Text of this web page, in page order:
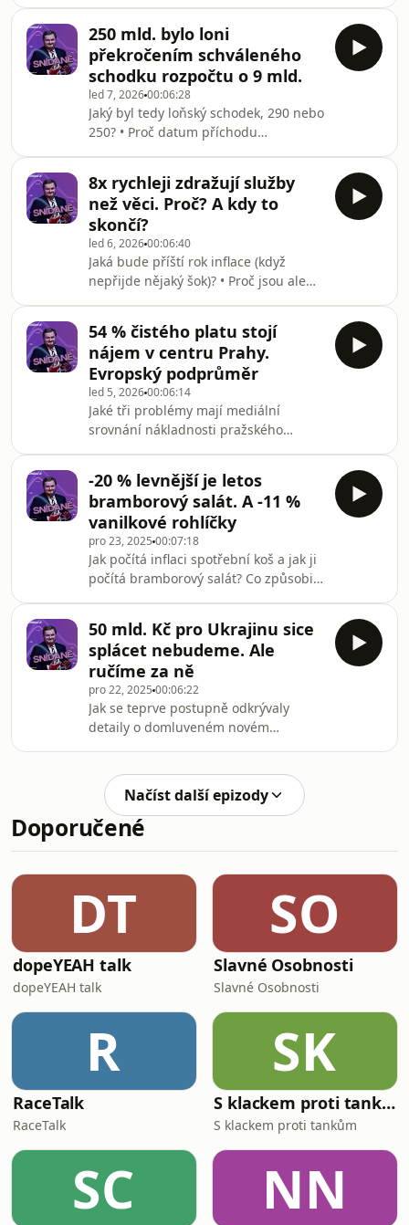
jaké inflační pravidlo posledních let
bylo porušeno?
250 mld. bylo loni
překročením schváleného
schodku rozpočtu o 9 mld.
led 7, 202600:06:28
Jaký byl tedy loňský schodek, 290 nebo
250? • Proč datum příchodu
proč s dvěma čísly pro něco žijeme
běžně každý den a nepřijde nám to
divné?
8x rychleji zdražují služby
než věci. Proč? A kdy to
skončí?
led 6, 202600:06:40
Jaká bude příští rok inflace (když
nepřijde nějaký šok)? • Proč jsou ale
rozdíly i v příštím roce? A jak dlouho
vůbec?
54 % čistého platu stojí
nájem v centru Prahy.
Evropský podprůměr
led 5, 202600:06:14
Jaké tři problémy mají mediální
srovnání nákladnosti pražského
odstraníme? • A kde musejí místní
vydat nejvíce či naopak nejméně?
-20 % levnější je letos
bramborový salát. A -11 %
vanilkové rohlíčky
pro 23, 2025 00:07:18
Jak počítá inflaci spotřební koš a jak ji
počítá bramborový salát? Co způsobilo
menší, ale přesto úctyhodnou slevu
téměř každého cukroví?
50 mld. Kč pro Ukrajinu sice
splácet nebudeme. Ale
ručíme za ně
pro 22, 2025 00:06:22
Jak se teprve postupně odkrývaly
detaily o domluveném novém
premiér nevetoval, i když mohl, a dle
svého vlastního pravidla i měl?
Načíst další epizody
Doporučené
DT
dopeYEAH talk
dopeYEAH talk
SO
Slavné Osobnosti
Slavné Osobnosti
R
RaceTalk
RaceTalk
SK
S klackem proti tankům
S klackem proti tankům
SC NN